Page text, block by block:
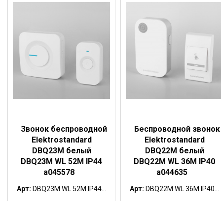
Звонок беспроводной
Elektrostandard
DBQ23M белый
DBQ23M WL 52M IP44
a045578
Арт: DBQ23M WL 52M IP44...
Беспроводной звонок
Elektrostandard
DBQ22M белый
DBQ22M WL 36M IP40
a044635
Арт: DBQ22M WL 36M IP40...